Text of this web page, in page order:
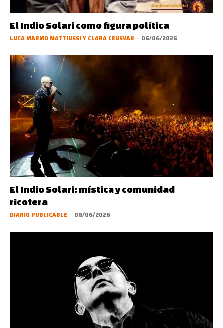
El Indio Solari como figura política
LUCA MARMO MATTIUSSI Y CLARA CRUSVAR - 06/06/2026
El Indio Solari: mística y comunidad
ricotera
DIARIO PUBLICABLE - 06/06/2026